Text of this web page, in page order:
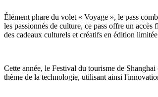
Élément phare du volet « Voyage », le pass
les passionnés de culture, ce pass offre un
des cadeaux culturels et créatifs en édition
Cette année, le Festival du tourisme de
thème de la technologie, utilisant ainsi